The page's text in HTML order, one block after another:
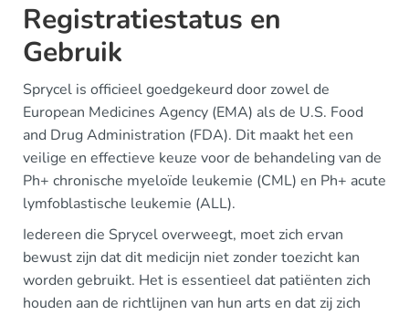
Registratiestatus en
Gebruik
Sprycel is officieel goedgekeurd door zowel de
European Medicines Agency (EMA) als de U.S. Food
and Drug Administration (FDA). Dit maakt het een
veilige en effectieve keuze voor de behandeling van de
Ph+ chronische myeloïde leukemie (CML) en Ph+ acute
lymfoblastische leukemie (ALL).
Iedereen die Sprycel overweegt, moet zich ervan
bewust zijn dat dit medicijn niet zonder toezicht kan
worden gebruikt. Het is essentieel dat patiënten zich
houden aan de richtlijnen van hun arts en dat zij zich